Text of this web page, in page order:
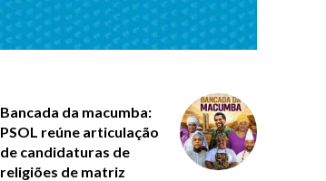
Bancada da macumba:
PSOL reúne articulação
de candidaturas de
religiões de matriz